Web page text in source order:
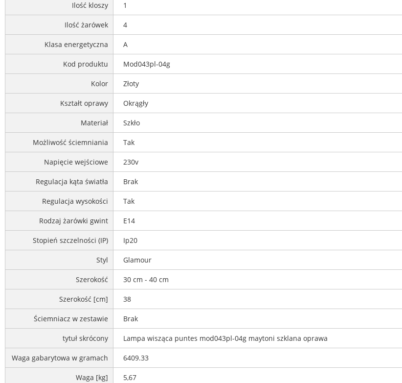
Ilość kloszy 1
Ilość żarówek 4
Klasa energetyczna A
Kod produktu Mod043pl-04g
Kolor Złoty
Kształt oprawy Okrągły
Materiał Szkło
Możliwość ściemniania Tak
Napięcie wejściowe 230v
Regulacja kąta światła Brak
Regulacja wysokości Tak
Rodzaj żarówki gwint E14
Stopień szczelności (IP) Ip20
Styl Glamour
Szerokość 30 cm - 40 cm
Szerokość [cm] 38
Ściemniacz w zestawie Brak
tytuł skrócony Lampa wisząca puntes mod043pl-04g maytoni szklana oprawa
Waga gabarytowa w gramach 6409.33
Waga [kg] 5,67